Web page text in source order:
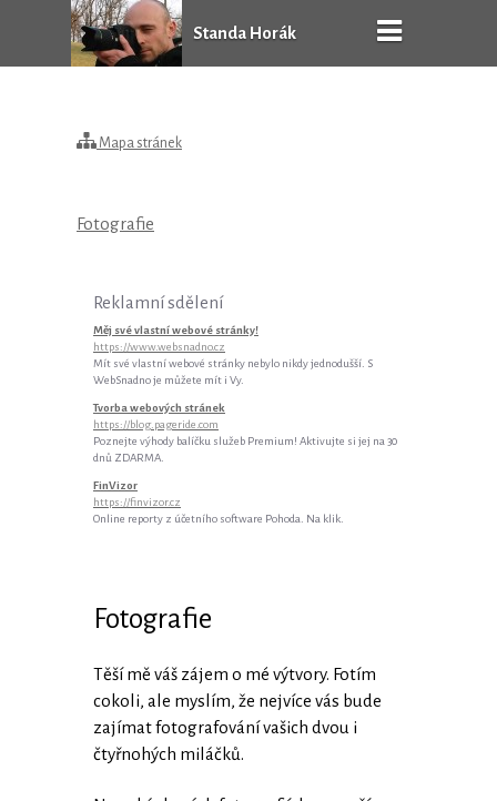
Standa Horák
Mapa stránek
Fotografie
Reklamní sdělení
Měj své vlastní webové stránky!
https://www.websnadno.cz
Mít své vlastní webové stránky nebylo nikdy jednodušší. S
WebSnadno je můžete mít i Vy.
Tvorba webových stránek
https://blog.pageride.com
Poznejte výhody balíčku služeb Premium! Aktivujte si jej na 30
dnů ZDARMA.
FinVizor
https://finvizor.cz
Online reporty z účetního software Pohoda. Na klik.
Fotografie
Těší mě váš zájem o mé výtvory. Fotím
cokoli, ale myslím, že nejvíce vás bude
zajímat fotografování vašich dvou i
čtyřnohých miláčků.